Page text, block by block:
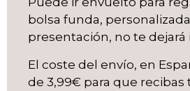
bolsa funda,
presentación, no te
El coste del envío, en
de 3,99€ para que recibas